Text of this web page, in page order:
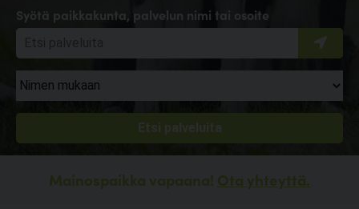
Syötä paikkakunta, palvelun nimi tai osoite
Mainospaikka vapaana! Ota yhteyttä.